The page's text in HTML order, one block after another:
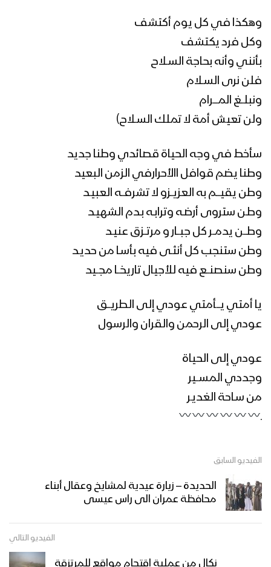
وهكذا في كل يوم أكتشف
وكل فرد يكتشف
بأنني وأنه بحاجة السـلاح
فلن نرى السـلام
ونبلــغ المــــرام
ولن تعيش أمة لا تملك السـلاح)
سأخط في وجه الحياة قصائدي وطنا جديد
وطنا يضم قوافل االأحرارفي الزمن البعيد
وطن يقيـــم به العزيــزو لا تشرفــه العبيـد
وطـن ستروى أرضـه وترابـه بـدم الشهيـد
وطـــن يدمــر كل جبــار و مرتــزق عنيـد
وطن ستنجب كل أنثـى فيه بأسـا من حديـد
وطن سنصنــع فيه للأجيال تاريخــا مجــيد
يا أمتي يـــأمتي عودي إلى الطريـــق
عودي إلى الرحمن والقران والرسول
عودي إلى الحياة
وجددي المســير
من سـاحة الغديـر
ـ
الفيديو السابق
الحديدة – زيارة عيدية لمشايخ وعقال أبناء
محافظة عمران الى راس عيسى
الفيديو التالي
نكال من عملية اقتحام مواقع للمرتزقة